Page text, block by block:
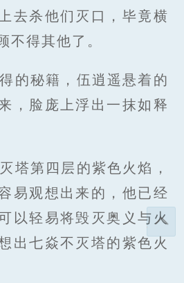
去杀他们灭口，毕竟横
不得其他了。
的秘籍，伍逍遥悬着的
，脸庞上浮出一抹如释
塔第四层的紫色火焰，
易观想出来的，他已经
以轻易将毁灭奥义与火
出七焱不灭塔的紫色火